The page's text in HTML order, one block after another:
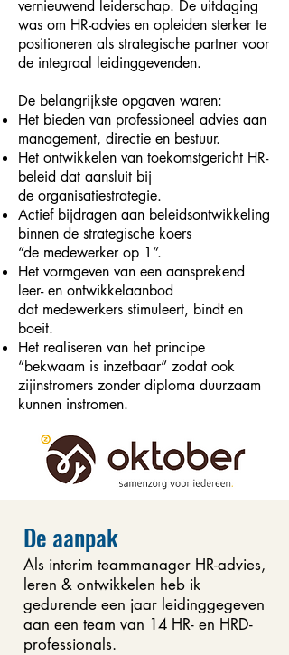
vernieuwend leiderschap. De uitdaging
was om HR-advies en opleiden sterker te
positioneren als strategische partner voor
de integraal leidinggevenden.
De belangrijkste opgaven waren:
Het bieden van professioneel advies aan
management, directie en bestuur.
Het ontwikkelen van toekomstgericht HR-
beleid dat aansluit bij
de organisatiestrategie.
Actief bijdragen aan beleidsontwikkeling
binnen de strategische koers
“de medewerker op 1”.
Het vormgeven van een aansprekend
leer- en ontwikkelaanbod
dat medewerkers stimuleert, bindt en
boeit.
Het realiseren van het principe
“bekwaam is inzetbaar” zodat ook
zijinstromers zonder diploma duurzaam
kunnen instromen.
De aanpak
​Als interim teammanager HR-advies,
leren & ontwikkelen heb ik
gedurende een jaar leidinggegeven
aan een team van 14 HR- en HRD-
professionals.